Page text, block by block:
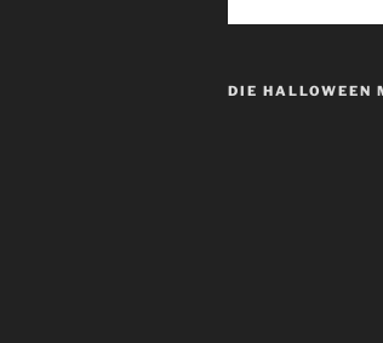
DIE HALLOWEEN